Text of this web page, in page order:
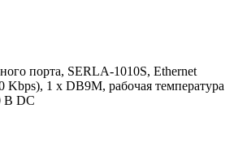
порта, SERLA-1010S, Ethernet
Kbps), 1 x DB9M, рабочая температура
В DC